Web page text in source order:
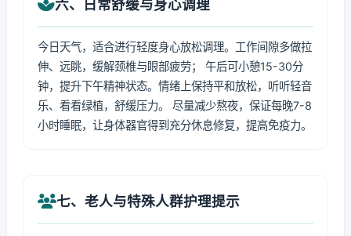
六、日常舒缓与身心调理
今日天气，适合进行轻度身心放松调理。工作间隙多做拉
伸、远眺，缓解颈椎与眼部疲劳； 午后可小憩15-30分
钟，提升下午精神状态。情绪上保持平和放松，听听轻音
乐、看看绿植，舒缓压力。 尽量减少熬夜，保证每晚7-8
小时睡眠，让身体器官得到充分休息修复，提高免疫力。
七、老人与特殊人群护理提示